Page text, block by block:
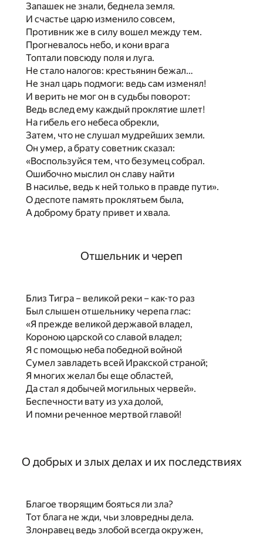
Запашек не знали, беднела земля.
И счастье царю изменило совсем,
Противник же в силу вошел между тем.
Прогневалось небо, и кони врага
Топтали повсюду поля и луга.
Не стало налогов: крестьянин бежал…
Не знал царь подмоги: ведь сам изменял!
И верить не мог он в судьбы поворот:
Ведь вслед ему каждый проклятие шлет!
На гибель его небеса обрекли,
Затем, что не слушал мудрейших земли.
Он умер, а брату советник сказал:
«Воспользуйся тем, что безумец собрал.
Ошибочно мыслил он славу найти
В насилье, ведь к ней только в правде пути».
О деспоте память проклятьем была,
А доброму брату привет и хвала.
Отшельник и череп
Близ Тигра – великой реки – как-то раз
Был слышен отшельнику черепа глас:
«Я прежде великой державой владел,
Короною царской со славой владел;
Я с помощью неба победной войной
Сумел завладеть всей Иракской страной;
Я многих желал бы еще областей,
Да стал я добычей могильных червей».
Беспечности вату из уха долой,
И помни реченное мертвой главой!
О добрых и злых делах и их последствиях
Благое творящим бояться ли зла?
Тот блага не жди, чьи зловредны дела.
Злонравец ведь злобой всегда окружен,